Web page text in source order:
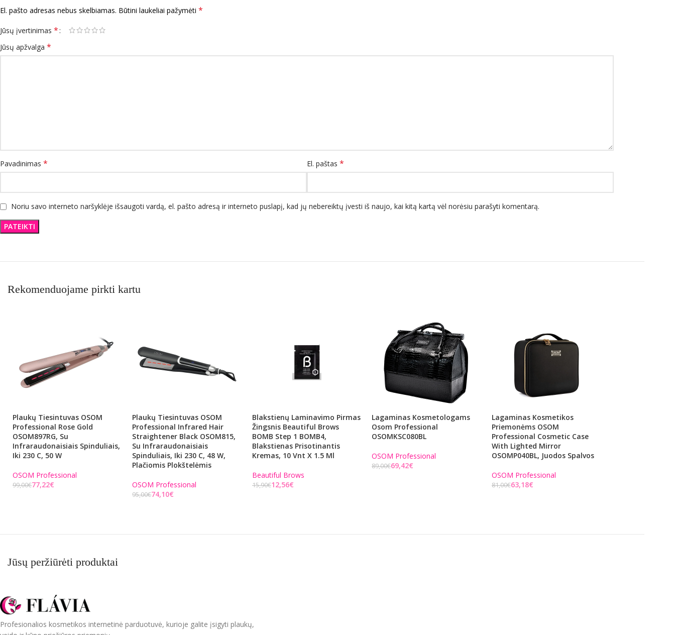
El. pašto adresas nebus skelbiamas. Būtini laukeliai pažymėti *
Jūsų įvertinimas *
Jūsų apžvalga *
Pavadinimas * El. paštas *
Noriu savo interneto naršyklėje išsaugoti vardą, el. pašto adresą ir interneto puslapį, kad jų nebereiktų įvesti iš naujo, kai kitą kartą vėl norėsiu parašyti komentarą.
Rekomenduojame pirkti kartu
Plaukų Tiesintuvas OSOM
Professional Rose Gold
OSOM897RG, Su
Infraraudonaisiais Spinduliais,
Iki 230 C, 50 W
OSOM Professional
99,00€77,22€
Plaukų Tiesintuvas OSOM
Professional Infrared Hair
Straightener Black OSOM815,
Su Infraraudonaisiais
Spinduliais, Iki 230 C, 48 W,
Plačiomis Plokštelėmis
OSOM Professional
95,00€74,10€
Blakstienų Laminavimo Pirmas
Žingsnis Beautiful Brows
BOMB Step 1 BOMB4,
Blakstienas Prisotinantis
Kremas, 10 Vnt X 1.5 Ml
Beautiful Brows
15,90€12,56€
Lagaminas Kosmetologams
Osom Professional
OSOMKSC080BL
OSOM Professional
89,00€69,42€
Lagaminas Kosmetikos
Priemonėms OSOM
Professional Cosmetic Case
With Lighted Mirror
OSOMP040BL, Juodos Spalvos
OSOM Professional
81,00€63,18€
Jūsų peržiūrėti produktai
Profesionalios kosmetikos internetinė parduotuvė, kurioje galite įsigyti plaukų,